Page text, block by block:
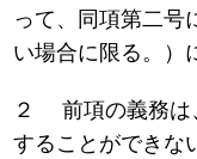
って、同項第二号
い場合に限る。）
２ 前項の義務は
することができな